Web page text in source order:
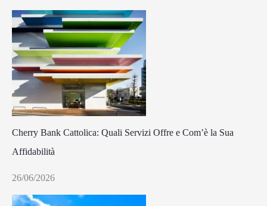
Cherry Bank Cattolica: Quali Servizi Offre e Com’è la Sua
Affidabilità
26/06/2026